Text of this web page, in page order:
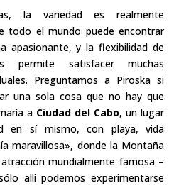
la variedad es realmente
todo el mundo puede encontrar
apasionante, y la flexibilidad de
permite satisfacer muchas
Preguntamos a Piroska si
una sola cosa que no hay que
a Ciudad del Cabo, un lugar
en sí mismo, con playa, vida
maravillosa», donde la Montaña
mundialmente famosa –
alli podemos experimentarse